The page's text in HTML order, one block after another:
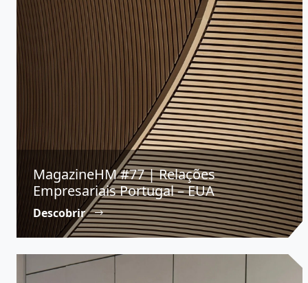
MagazineHM #77 | Relações
Empresariais Portugal – EUA
Descobrir